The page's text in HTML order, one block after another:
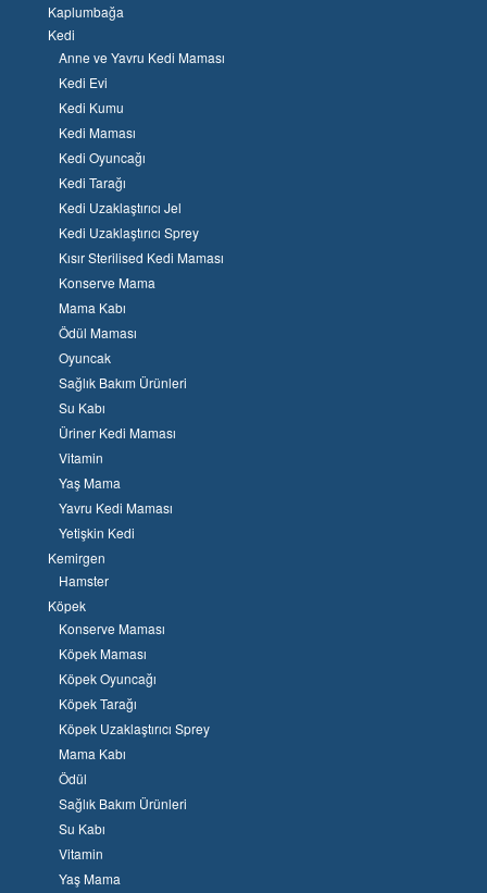
Kaplumbağa
Kedi
Anne ve Yavru Kedi Maması
Kedi Evi
Kedi Kumu
Kedi Maması
Kedi Oyuncağı
Kedi Tarağı
Kedi Uzaklaştırıcı Jel
Kedi Uzaklaştırıcı Sprey
Kısır Sterilised Kedi Maması
Konserve Mama
Mama Kabı
Ödül Maması
Oyuncak
Sağlık Bakım Ürünleri
Su Kabı
Üriner Kedi Maması
Vitamin
Yaş Mama
Yavru Kedi Maması
Yetişkin Kedi
Kemirgen
Hamster
Köpek
Konserve Maması
Köpek Maması
Köpek Oyuncağı
Köpek Tarağı
Köpek Uzaklaştırıcı Sprey
Mama Kabı
Ödül
Sağlık Bakım Ürünleri
Su Kabı
Vitamin
Yaş Mama